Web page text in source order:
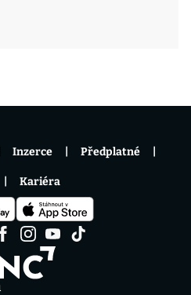
Inzerce Předplatné
Kariéra